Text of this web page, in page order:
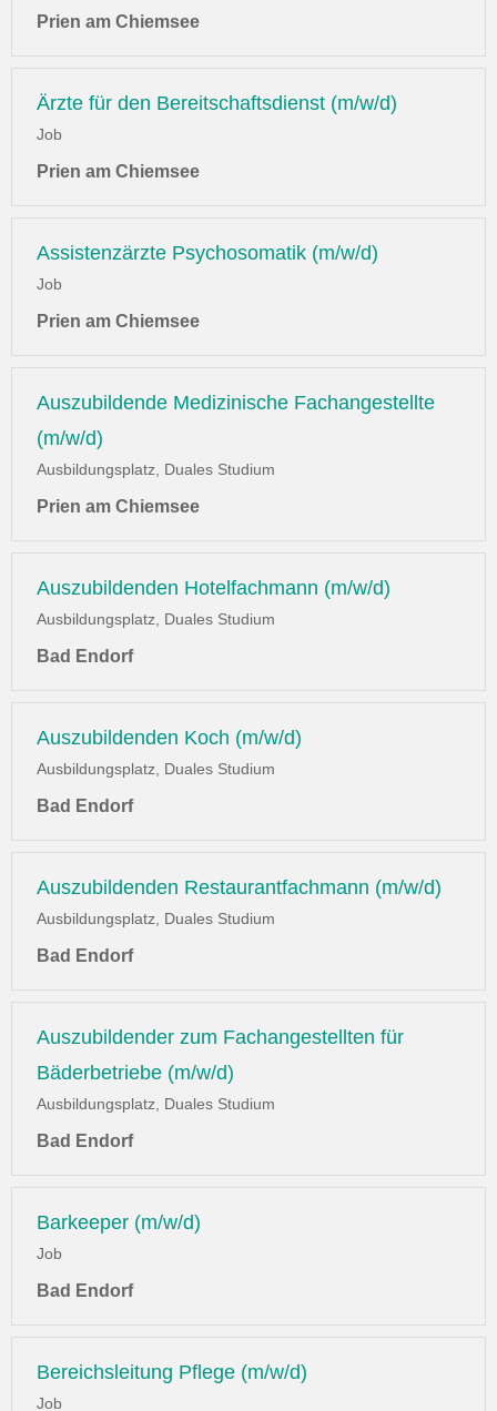
Prien am Chiemsee
Ärzte für den Bereitschaftsdienst (m/w/d)
Job
Prien am Chiemsee
Assistenzärzte Psychosomatik (m/w/d)
Job
Prien am Chiemsee
Auszubildende Medizinische Fachangestellte
(m/w/d)
Ausbildungsplatz, Duales Studium
Prien am Chiemsee
Auszubildenden Hotelfachmann (m/w/d)
Ausbildungsplatz, Duales Studium
Bad Endorf
Auszubildenden Koch (m/w/d)
Ausbildungsplatz, Duales Studium
Bad Endorf
Auszubildenden Restaurantfachmann (m/w/d)
Ausbildungsplatz, Duales Studium
Bad Endorf
Auszubildender zum Fachangestellten für
Bäderbetriebe (m/w/d)
Ausbildungsplatz, Duales Studium
Bad Endorf
Barkeeper (m/w/d)
Job
Bad Endorf
Bereichsleitung Pflege (m/w/d)
Job